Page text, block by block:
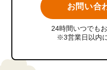
お問い合
24時間いつでも
※3営業日以内